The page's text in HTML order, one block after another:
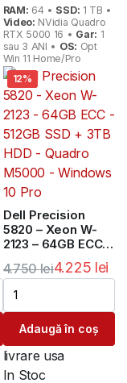
RAM: 64 • SSD: 1 TB •
Video: NVidia Quadro
RTX 5000 16 • Gar: 1
sau 3 ANI • OS: Opt
Win 11 Home/Pro
12%
Dell Precision
5820 – Xeon W-
2123 – 64GB ECC –
HDD – Quadro
M5000 – Windows
10 Pro
4.750lei
Prețul
inițial
fost:
4.750 lei.
4.225 lei
Prețul
curent
este:
4.225 lei.
Adaugă în coș
livrare usa
In Stoc